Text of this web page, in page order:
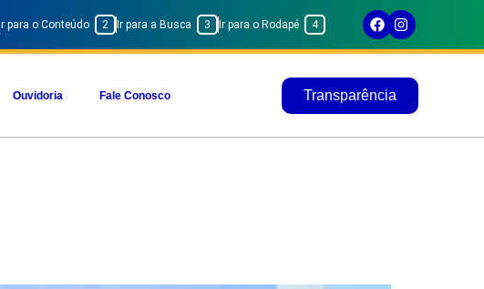
Ir para o Conteúdo 2 Ir para a Busca 3 Ir para o Rodapé 4
Ouvidoria Fale Conosco Transparência